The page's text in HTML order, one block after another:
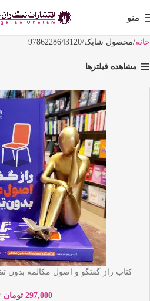
منو
خانه محصول شابک 9786228643120
مشاهده فیلترها
کتاب راز گفتگو و اصول مکالمه بدون
297,000 تومان